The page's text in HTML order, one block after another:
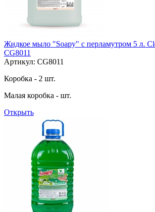
Жидкое мыло "Soapy" с перламутром 5 л.
CG8011
Артикул: CG8011
Коробка - 2 шт.
Малая коробка - шт.
Открыть